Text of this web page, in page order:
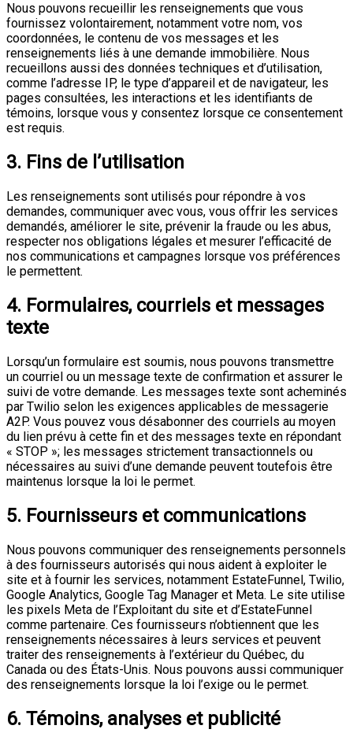
Nous pouvons recueillir les renseignements que vous
fournissez volontairement, notamment votre nom, vos
coordonnées, le contenu de vos messages et les
renseignements liés à une demande immobilière. Nous
recueillons aussi des données techniques et d’utilisation,
comme l’adresse IP, le type d’appareil et de navigateur, les
pages consultées, les interactions et les identifiants de
témoins, lorsque vous y consentez lorsque ce consentement
est requis.
3. Fins de l’utilisation
Les renseignements sont utilisés pour répondre à vos
demandes, communiquer avec vous, vous offrir les services
demandés, améliorer le site, prévenir la fraude ou les abus,
respecter nos obligations légales et mesurer l’efficacité de
nos communications et campagnes lorsque vos préférences
le permettent.
4. Formulaires, courriels et messages
texte
Lorsqu’un formulaire est soumis, nous pouvons transmettre
un courriel ou un message texte de confirmation et assurer le
suivi de votre demande. Les messages texte sont acheminés
par Twilio selon les exigences applicables de messagerie
A2P. Vous pouvez vous désabonner des courriels au moyen
du lien prévu à cette fin et des messages texte en répondant
« STOP »; les messages strictement transactionnels ou
nécessaires au suivi d’une demande peuvent toutefois être
maintenus lorsque la loi le permet.
5. Fournisseurs et communications
Nous pouvons communiquer des renseignements personnels
à des fournisseurs autorisés qui nous aident à exploiter le
site et à fournir les services, notamment EstateFunnel, Twilio,
Google Analytics, Google Tag Manager et Meta. Le site utilise
les pixels Meta de l’Exploitant du site et d’EstateFunnel
comme partenaire. Ces fournisseurs n’obtiennent que les
renseignements nécessaires à leurs services et peuvent
traiter des renseignements à l’extérieur du Québec, du
Canada ou des États-Unis. Nous pouvons aussi communiquer
des renseignements lorsque la loi l’exige ou le permet.
6. Témoins, analyses et publicité